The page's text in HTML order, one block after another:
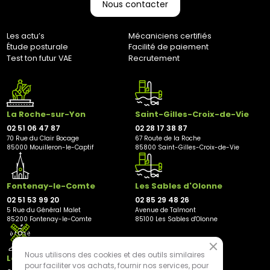
Nous contacter
Les actu’s
Mécaniciens certifiés
Étude posturale
Facilité de paiement
Test ton futur VAE
Recrutement
La Roche-sur-Yon
02 51 06 47 87
70 Rue du Clair Bocage
85000 Mouilleron-le-Captif
Saint-Gilles-Croix-de-Vie
02 28 17 38 87
67 Route de la Roche
85800 Saint-Gilles-Croix-de-Vie
Fontenay-le-Comte
02 51 53 99 20
5 Rue du Général Malet
85200 Fontenay-le-Comte
Les Sables d'Olonne
02 85 29 48 26
Avenue de Talmont
85100 Les Sables d'Olonne
Les Herbiers
Nous utilisons des cookies et des outils similaires
pour faciliter vos achats, fournir nos services, pour